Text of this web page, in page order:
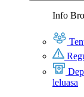
Info
leluasa